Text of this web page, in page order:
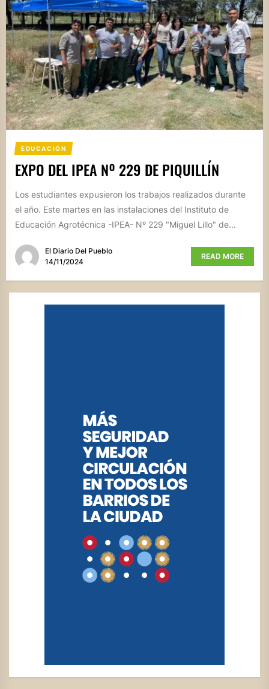
EDUCACIÓN
EXPO DEL IPEA Nº 229 DE PIQUILLÍN
Los estudiantes expusieron los trabajos realizados durante
el año. Este martes en las instalaciones del Instituto de
Educación Agrotécnica -IPEA- Nº 229 "Miguel Lillo" de...
El Diario Del Pueblo
14/11/2024
READ MORE